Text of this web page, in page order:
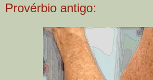
Provérbio antigo: